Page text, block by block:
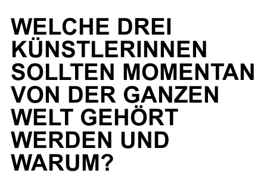
WELCHE DREI
KÜNSTLERINNEN
SOLLTEN MOMENTAN
VON DER GANZEN
WELT GEHÖRT
WERDEN UND
WARUM?